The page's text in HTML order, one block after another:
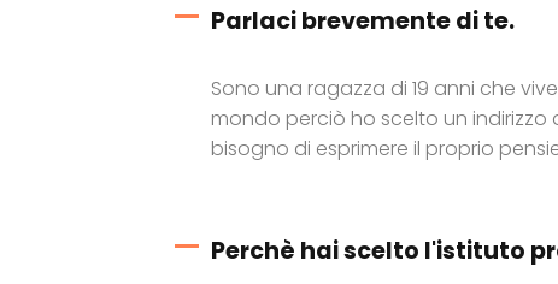
Parlaci brevemente di te.
Sono una ragazza di 19 anni che
mondo perciò ho scelto un indirizzo
bisogno di esprimere il proprio
Perchè hai scelto l'istituto